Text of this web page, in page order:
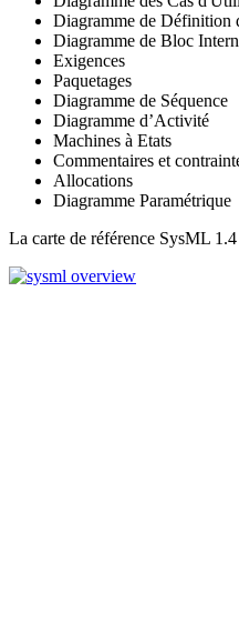
Diagramme de Définition
Diagramme de Bloc
Exigences
Paquetages
Diagramme de Séquence
Diagramme d’Activité
Machines à Etats
Commentaires et
Allocations
Diagramme Paramétrique
La carte de référence SysML